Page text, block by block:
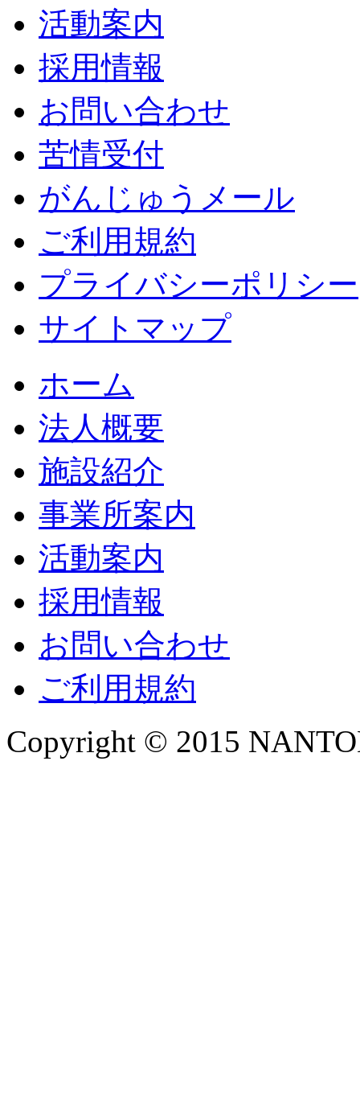
活動案内
採用情報
お問い合わせ
苦情受付
がんじゅうメール
ご利用規約
プライバシーポリシー
サイトマップ
ホーム
法人概要
施設紹介
事業所案内
活動案内
採用情報
お問い合わせ
ご利用規約
Copyright © 2015